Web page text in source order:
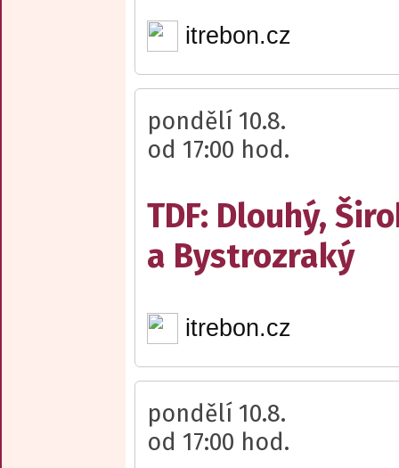
itrebon.cz
pondělí 10.8.
od 17:00 hod.
TDF: Dlouhý,
a Bystrozraký
itrebon.cz
pondělí 10.8.
od 17:00 hod.